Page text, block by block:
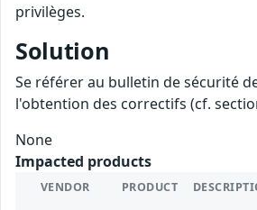
privilèges.
Solution
Se référer au bulletin de sécurité
l'obtention des correctifs (cf.
None
Impacted products
VENDOR PRODUCT